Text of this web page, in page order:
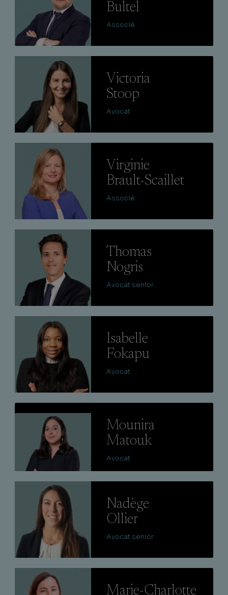
Bultel
Associé
Victoria
Stoop
Avocat
Virginie
Brault-Scaillet
Associé
Thomas
Nogris
Avocat senior
Isabelle
Fokapu
Avocat
Mounira
Matouk
Avocat
Nadège
Ollier
Avocat senior
Marie-Charlotte